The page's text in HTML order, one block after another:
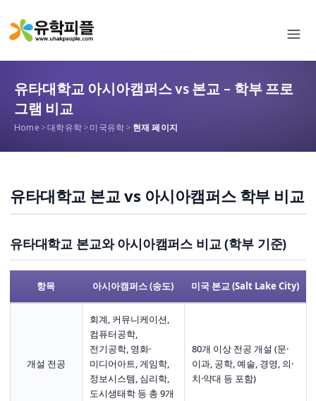
유타대학교 아시아캠퍼스 vs 본교 – 학부 프로
그램 비교
Home >대학유학>미국유학> 현재 페이지
유타대학교 본교 vs 아시아캠퍼스 학부 비교
유타대학교 본교와 아시아캠퍼스 비교 (학부 기준)
항목 아시아캠퍼스 (송도) 미국 본교 (Salt Lake City)
개설 전공
회계, 커뮤니케이션,
컴퓨터공학,
전기공학, 영화·
미디어아트, 게임학,
정보시스템, 심리학,
도시생태학 등 총 9개
80개 이상 전공 개설 (문·
이과, 공학, 예술, 경영, 의·
치·약대 등 포함)